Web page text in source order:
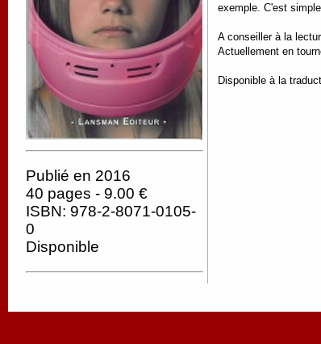
Publié en 2016
40 pages - 9.00 €
ISBN: 978-2-8071-0105-
0
Disponible
exemple. C'est
A conseiller à la
Actuellement en
Disponible à la